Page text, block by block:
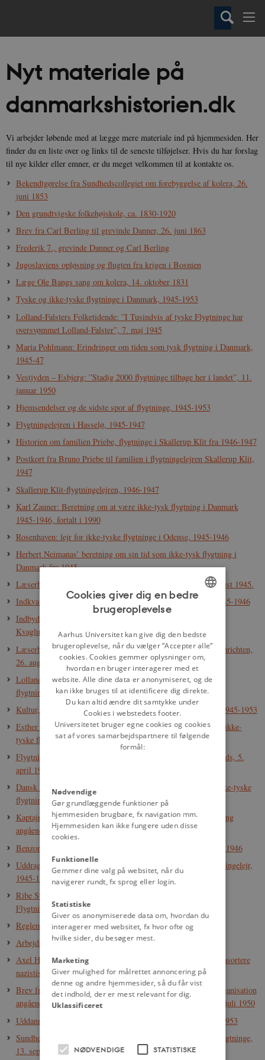
Nyt materiale på
danmarkshistorien.dk
Vi arbejder løbende med at lægge mere materiale ind på hjemmesiden. Her
finder du en liste over og links til de seneste tilføjelser. Hvis du har forslag
til nye kilder eller emner, er du meget velkommen til at kontakte os.
Bekendtgørelse fra Sundhedscollegiet om forebyggelse af kolera, 26.
juni 1853
Den grundtvigske folkehøjskole, ca. 1830-1920
Brev fra Carl Berling til grevinde Danner, 26. juni 1863
Frederik 7., grevinde Danner og Carl Berling
Jugoslaviens opløsning og flugten fra krigen i Bosnien
Læge Ole Bangs sang om kolera, 14. oktober 1831
Tyske og ikke-tyske flygtninge i Danmark, 1945-1953
Lolland-Falsters Folketidende: ”I Tusindvis af tyske Flygtninge har
oversvømmet Lolland-Falster”, 7. maj 1945
Maria Pohlmann: Erindringer om tiden som tysk flygtning i Danmark,
1945-47
Vestjyden – Esbjerg: ”Stadig 2000 flygtninge tilbage her i landet”, 11.
januar 1950
Hjemsendelser og de sidste spor af flygtninge, 1945-1953
Flygtningelejren i Hasselø, 1945-1947
Historien om familien Priebe, flygtninge i Skallerup Klit fra 1946-1947
Postkort fra Bruno Priebe til familien i flygtningelejren Skallerup Klit,
1947
Skallerup Klit-flygtningelejren, 1946-1947
Karl Zauner: Beretning om at være ikke-tysk flygtning i Danmark
1945-1946, fortalt i 1990
Rosenhaven: lejr for ikke-tyske flygtninge i Odense, 1945-1946
Herbert Neimanas’ beretning om sin tid som ikke-tysk flygtning i
Danmark fra 1945
Læserbrev om de tyske flygtninge på Ollerupskolerne, 5. august 1945.
Indkvartering af flygtninge på højskoler og i private hjem, 1945-1946
Indbydelse til indvielsen af den polske skole i flygtningelejren
Kvaglund-Hedelund, 15. august 1947.
Læserbrev og svar fra den tyske flygtningeavis Deutsche Nachrichten,
26. august 1946
Lolland-Falster Social-Demokrat: Artikel om den polske
flygtningefodboldklub Polonia, 24. august 1945
Kultur, sport og presse i tyske og ikke-tyske flygtningelejre, 1945-1953
Esther Ammundsen: Brev til Politikommandør Holten om de ikke-
tyske flygtninge på Benzon Gods, 16. oktober 1945
Flygtningeadministrationen: Brev til lejrchefen for Benzon Gods, 5.
april 1946
Dansk Røde Kors: Om arbejdsordningens indførelse for de ikke-tyske
flygtninge i Danmark, maj 1946
Kaptajn Marbjerg: Brev til Dansk Røde Kors’ flygtningeafdeling
angående rotter, fluer og mus på Benzon Gods, 8. juni 1946
Benzon Gods: Disciplinærlejr for ikke-tyske flygtninge, 1945-1946
Uddrag fra bogen Bag Pigtråd om arbejdspligt i en tysk flygtningelejr,
1945-1948
Ribe Stiftstidende: ”Slipper Esbjerg nu af med de sidste 2000
Flygtninge?”, 30. april 1947
Reglement for de tyske flygtninge, juli 1945
Arbejdspligt for tyske og ikke-tyske flygtninge, 1945-1953
Axel Haxlund / Flygtningeadministrationen: Vejledning i at frasortere
nazistiske lærere, 1945
Brev fra Socialministeriet til Den Internationale Flygtningeorganisation
angående danskundervisning for ikke-tyske flygtninge, den 5. juli 1950
Uddannelse, undervisning og oplysning for flygtninge, 1945-1953
Sundhedsstyrelsen: Brev om tuberkulose blandt ikke-tyske flygtninge,
13. september 1945
DANISH
Cookies giver dig en bedre
brugeroplevelse
Aarhus Universitet kan give dig den bedste
brugeroplevelse, når du vælger ”Accepter alle”
cookies. Cookies gemmer oplysninger om,
hvordan en bruger interagerer med et
website. Alle dine data er anonymiseret, og de
kan ikke bruges til at identificere dig direkte.
Du kan altid ændre dit samtykke under
Cookies i webstedets footer.
Universitetet bruger egne cookies og cookies
sat af vores samarbejdspartnere til følgende
formål:
Nødvendige
Gør grundlæggende funktioner på
hjemmesiden brugbare, fx navigation mm.
Hjemmesiden kan ikke fungere uden disse
cookies.
Funktionelle
Gemmer dine valg på websitet, når du
navigerer rundt, fx sprog eller login.
Statistiske
Giver os anonymiserede data om, hvordan du
interagerer med websitet, fx hvor ofte og
hvilke sider, du besøger mest.
Marketing
Giver mulighed for målrettet annoncering på
denne og andre hjemmesider, så du får vist
det indhold, der er mest relevant for dig.
Uklassificeret
NØDVENDIGE STATISTISKE